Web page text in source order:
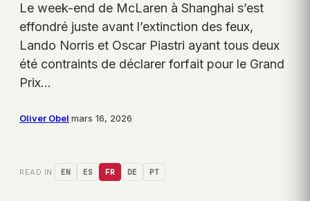
Le week-end de McLaren à Shanghai s’est
effondré juste avant l’extinction des feux,
Lando Norris et Oscar Piastri ayant tous deux
été contraints de déclarer forfait pour le Grand
Prix…
Oliver Obel·mars 16, 2026
READ IN: EN ES FR DE PT